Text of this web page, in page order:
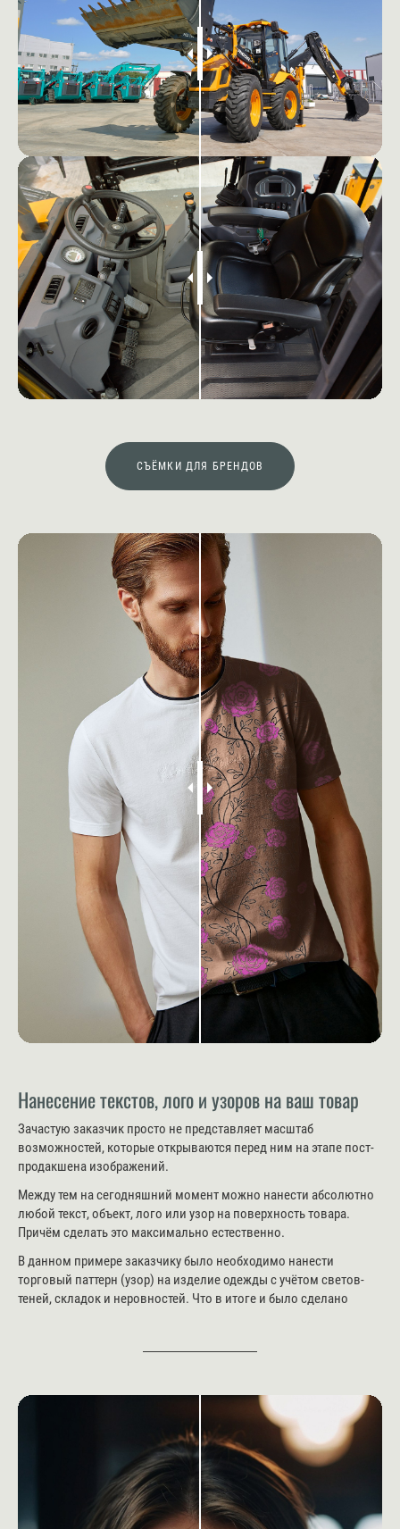
СЪЁМКИ ДЛЯ БРЕНДОВ
Нанесение текстов, лого и узоров на ваш товар
Зачастую заказчик просто не представляет масштаб
возможностей, которые открываются перед ним на этапе пост-
продакшена изображений.
Между тем на сегодняшний момент можно нанести абсолютно
любой текст, объект, лого или узор на поверхность товара.
Причём сделать это максимально естественно.
В данном примере заказчику было необходимо нанести
торговый паттерн (узор) на изделие одежды с учётом светов-
теней, складок и неровностей. Что в итоге и было сделано